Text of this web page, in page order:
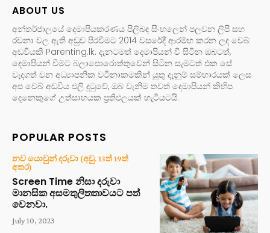
ABOUT US
අන්තර්ජාලයේ දෙමාපියකරණය පිලිබඳ සිංහලෙන් පලවන ලිපි සහ
රචනා වල ඇති අඩුව පිරවීමට 2014 වසරේදී ආරම්භ කරන ලද වෙබ්
අඩවියකි Parenting.lk. දැනටමත් දෙමාපියන් වී සිටින ඔබටත්,
දෙමාපියන් වීමට බලාපොරොත්තුවෙන් සිටින සැමටත් එක සේ
වැදගත් වන අධ්‍යාපනික වටිනාකමකින් යුතු දැනුම් සම්භාරයක් ලෙස
අප වෙබ් අඩවිය එලි දුටුවේ, ඔබ වැනිම තවත් දෙමාපියන් කිහිප
දෙනෙකුගේ උත්සාහයක ප්‍රතිඵලයක් හැටියටයි.
POPULAR POSTS
නව යොවුන් දරුවා (අවු. 13ත් 19ත්
අතර)
Screen Time නිසා දරුවා
මානසික අසමතුලිතතාවයට පත්
වෙනවා.
July 10, 2023